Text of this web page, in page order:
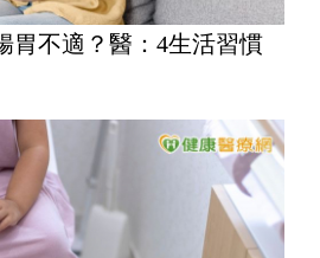
胃不適？醫：4生活習慣